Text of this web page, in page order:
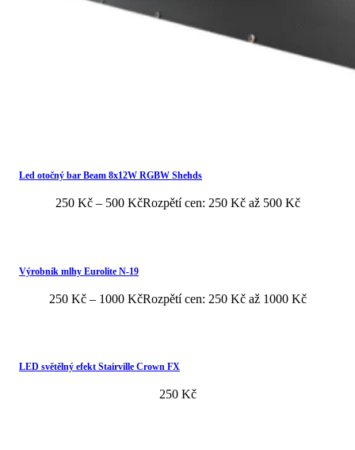
Led otočný bar Beam 8x12W RGBW Shehds
250 Kč – 500 KčRozpětí cen: 250 Kč až 500 Kč
Výrobník mlhy Eurolite N-19
250 Kč – 1000 KčRozpětí cen: 250 Kč až 1000 Kč
LED světělný efekt Stairville Crown FX
250 Kč